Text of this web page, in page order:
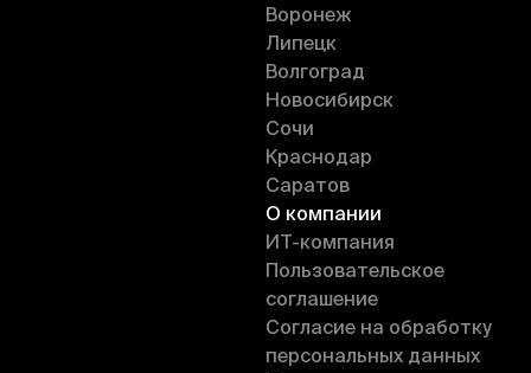
Воронеж
Липецк
Волгоград
Новосибирск
Сочи
Краснодар
Саратов
О компании
ИT-компания
Пользовательское
соглашение
Согласие на обработку
персональных данных